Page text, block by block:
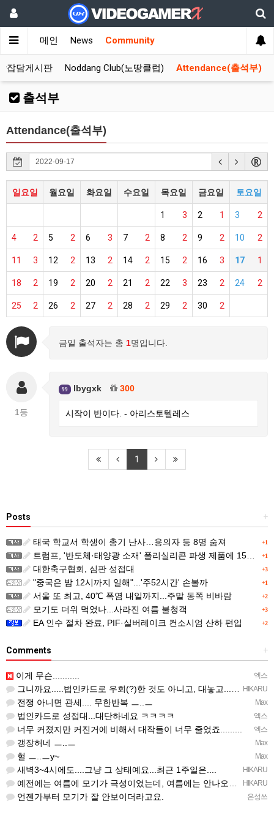
메인 News Community
잡담게시판 Noddang Club(노땅클럽) Attendance(출석부)
출석부
Attendance(출석부)
일요일 월요일 화요일 수요일 목요일 금요일 토요일
3
1 1
2 2
3
2
4 2
5 3
6 2
7 2
8 2
9 2
10
3
11 2
12 2
13 2
14 2
15 3
16 1
17
2
18 2
19 2
20 2
21 3
22 2
23 2
24
2
25 2
26 2
27 2
28 2
29 2
30
금일 출석자는 총 1명입니다.
1등
99 lbygxk 300
시작이 반이다. - 아리스토텔레스
1
+
Posts
+1
태국 학교서 학생이 총기 난사…용의자 등 8명 숨져
+1
트럼프, '반도체·태양광 소재' 폴리실리콘 파생 제품에 15% 관세...한국 기업도 영향
+3
대한축구협회, 심판 성접대
+1
"중국은 밤 12시까지 일해"...'주52시간' 손볼까
+2
서울 또 최고, 40℃ 폭염 내일까지...주말 동쪽 비바람
+3
모기도 더위 먹었나...사라진 여름 불청객
+2
EA 인수 절차 완료, PIF·실버레이크 컨소시엄 산하 편입
+
Comments
엑스
이게 무슨...........
HIKARU
그니까요.....법인카드로 우회(?)한 것도 아니고, 대놓고...ㅋ ㅋ)
Max
전쟁 아니면 관세.... 무한반복 ㅡ..ㅡ
엑스
법인카드로 성접대...대단하네요 ㅋㅋㅋㅋ
엑스
너무 커졌지만 커진거에 비해서 대작들이 너무 줄었죠.........
Max
갱장허네 ㅡ..ㅡ
Max
헐 ㅡ..ㅡy~
HIKARU
새벽3~4시에도....그냥 그 상태예요...최근 1주일은....
HIKARU
예전에는 여름에 모기가 극성이었는데, 여름에는 안나오는 것 같은.....ㅎ ㅎ)
은성쓰
언젠가부터 모기가 잘 안보이더라고요.